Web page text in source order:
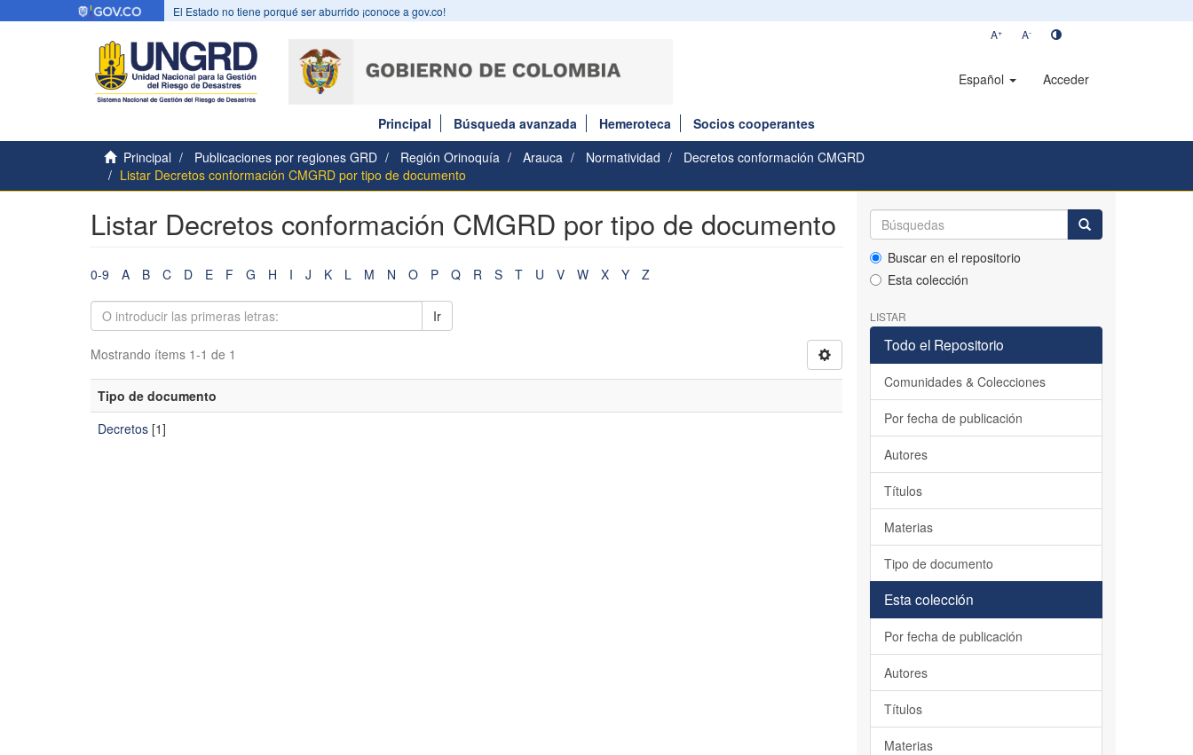
El Estado no tiene porqué ser aburrido ¡conoce a gov.co!
A+ A-
Español Acceder
Principal Búsqueda avanzada Hemeroteca
Socios cooperantes
Principal
Publicaciones por regiones GRD Región Orinoquía Arauca Normatividad
Decretos conformación CMGRD
Listar Decretos conformación CMGRD por tipo de documento
Listar Decretos conformación CMGRD por tipo de documento
0-9 A B C D E F G H I J K L M N O P Q R S T U V W X Y Z
Ir
Mostrando ítems 1-1 de 1
Tipo de documento
Decretos [1]
Buscar en el repositorio
Esta colección
LISTAR
Todo el Repositorio
Comunidades & Colecciones
Por fecha de publicación
Autores
Títulos
Materias
Tipo de documento
Esta colección
Por fecha de publicación
Autores
Títulos
Materias